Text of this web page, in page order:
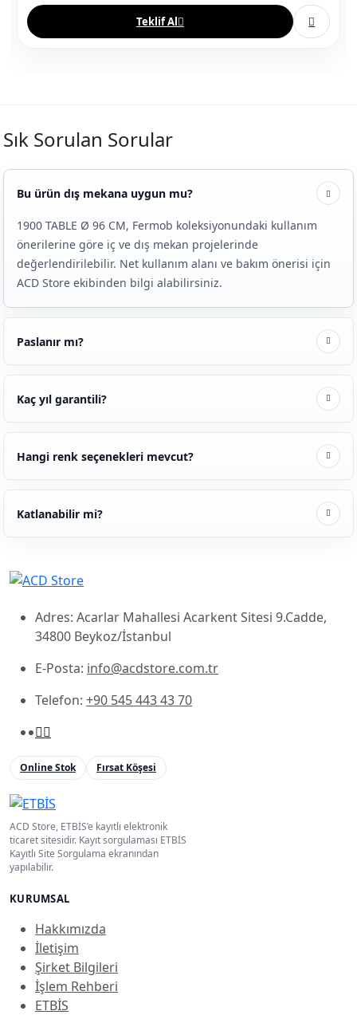
Teklif Al
Sık Sorulan Sorular
Bu ürün dış mekana uygun mu?
1900 TABLE Ø 96 CM, Fermob koleksiyonundaki kullanım
önerilerine göre iç ve dış mekan projelerinde
değerlendirilebilir. Net kullanım alanı ve bakım önerisi için
ACD Store ekibinden bilgi alabilirsiniz.
Paslanır mı?
Kaç yıl garantili?
Hangi renk seçenekleri mevcut?
Katlanabilir mi?
Adres: Acarlar Mahallesi Acarkent Sitesi 9.Cadde,
34800 Beykoz/İstanbul
E-Posta: info@acdstore.com.tr
Telefon: +90 545 443 43 70
Online Stok Fırsat Köşesi
ACD Store, ETBİS’e kayıtlı elektronik
ticaret sitesidir. Kayıt sorgulaması ETBİS
Kayıtlı Site Sorgulama ekranından
yapılabilir.
KURUMSAL
Hakkımızda
İletişim
Şirket Bilgileri
İşlem Rehberi
ETBİS